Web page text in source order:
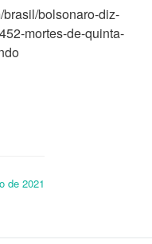
bolsonaro-diz-
mortes-de-quinta-
de 2021